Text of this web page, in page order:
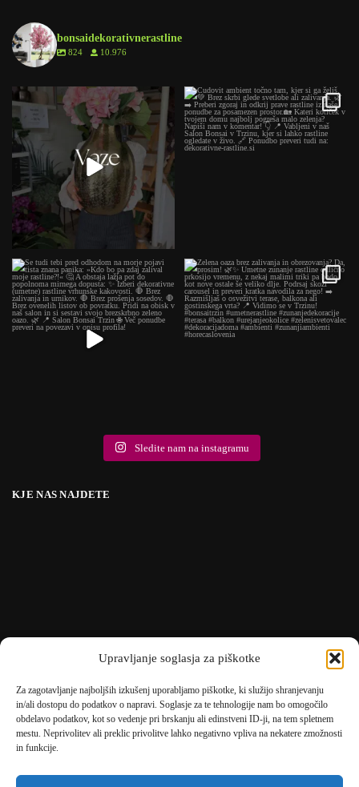
Upravljanje soglasja za piškotke
Za zagotavljanje najboljših izkušenj uporabljamo piškotke, ki služijo shranjevanju
in/ali dostopu do podatkov o napravi. Soglasje za te tehnologije nam bo omogočilo
obdelavo podatkov, kot so vedenje pri brskanju ali edinstveni ID-ji, na tem spletnem
mestu. Neprivolitev ali preklic privolitve lahko negativno vpliva na nekatere zmožnosti
in funkcije.
bonsaidekorativnerastline
824 10.976
Sledite nam na instagramu
KJE NAS NAJDETE